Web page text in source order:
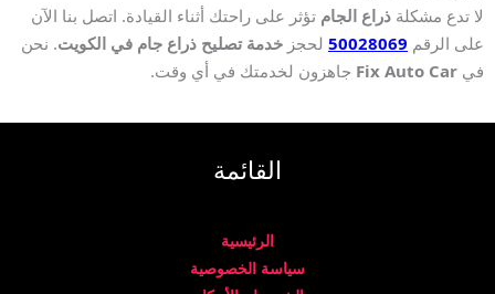
لا تدع مشكلة ذراع الجام تؤثر على راحتك أثناء القيادة. اتصل بنا الآن
على الرقم 50028069 لحجز خدمة تصليح ذراع جام في الكويت. نحن
في Fix Auto Car جاهزون لخدمتك في أي وقت.
القائمة
الرئيسية
سياسة الخصوصية